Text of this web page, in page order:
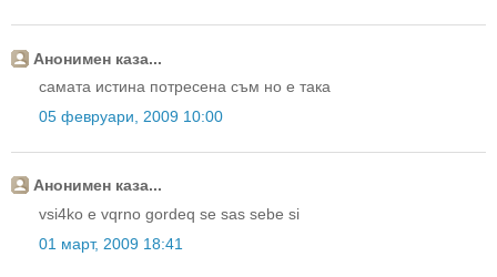
Анонимен каза...
самата истина потресена съм но е така
05 февруари, 2009 10:00
Анонимен каза...
vsi4ko e vqrno gordeq se sas sebe si
01 март, 2009 18:41